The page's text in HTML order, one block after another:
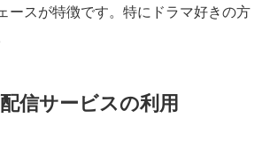
ースが特徴です。特にドラマ好きの方
信サービスの利用